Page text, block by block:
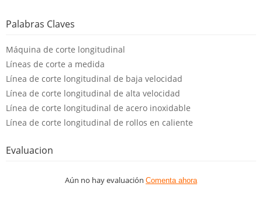
Palabras Claves
Máquina de corte longitudinal
Líneas de corte a medida
Línea de corte longitudinal de baja velocidad
Línea de corte longitudinal de alta velocidad
Línea de corte longitudinal de acero inoxidable
Línea de corte longitudinal de rollos en caliente
Evaluacion
Aún no hay evaluación Comenta ahora